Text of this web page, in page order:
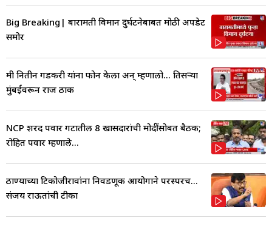
Big Breaking| बारामती विमान दुर्घटनेबाबत मोठी अपडेट
समोर
मी नितीन गडकरी यांना फोन केला अन् म्हणालो... तिसऱ्या
मुंबईवरून राज ठाक
NCP शरद पवार गटातील 8 खासदारांची मोदींसोबत बैठक;
रोहित पवार म्हणाले...
ठाण्याच्या टिकोजीरावांना निवडणूक आयोगाने परस्परच...
संजय राऊतांची टीका